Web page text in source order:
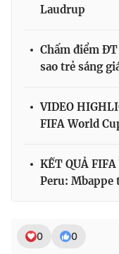
Laudrup
Chấm điểm
sao trẻ sáng
VIDEO
FIFA World
KẾT QUẢ
Peru: Mbappe
0 0